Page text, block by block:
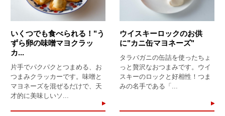
いくつでも食べられる！"う
ずら卵の味噌マヨクラッ
カ...
片手でパクパクとつまめる、お
つまみクラッカーです。味噌と
マヨネーズを混ぜるだけで、天
才的に美味しいソ...
ウイスキーロックのお供
に"カニ缶マヨネーズ"
タラバガニの缶詰を使ったちょ
っと贅沢なおつまみです。ウイ
スキーのロックと好相性！つま
みの名手である「...